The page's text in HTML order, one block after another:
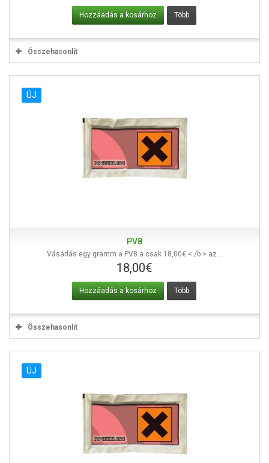
Hozzáadás a kosárhoz Több
Összehasonlít
ÚJ
PV8
Vásárlás egy gramm a PV8 a csak 18,00€ < /b > az...
18,00€
Hozzáadás a kosárhoz Több
Összehasonlít
ÚJ